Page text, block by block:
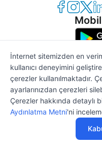
82.957 TL
Casper
Casper
© 2021 - 2026 Casper
Bilgi
Mesafeli
İnternet sitemizden en
kullanıcı deneyimini
çerezler kullanılmaktadır.
ayarlarınızdan çerezleri
Çerezler hakkında detaylı
Aydınlatma Metni'ni